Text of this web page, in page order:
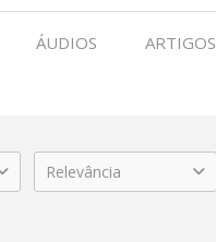
ÁUDIOS ARTIGOS
Relevância